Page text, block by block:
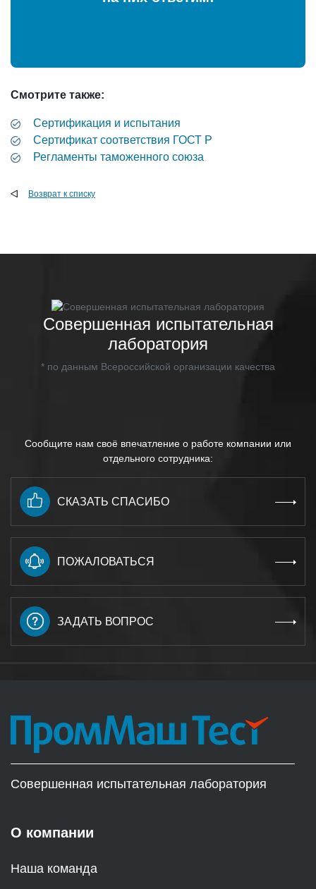
Смотрите также:
Сертификация и испытания
Cертификат соответствия ГОСТ Р
Регламенты таможенного союза
Возврат к списку
Совершенная испытательная
лаборатория
* по данным Всероссийской организации качества
Сообщите нам своё впечатление о работе компании или
отдельного сотрудника:
СКАЗАТЬ СПАСИБО
ПОЖАЛОВАТЬСЯ
ЗАДАТЬ ВОПРОС
Совершенная испытательная лаборатория
О компании
Наша команда